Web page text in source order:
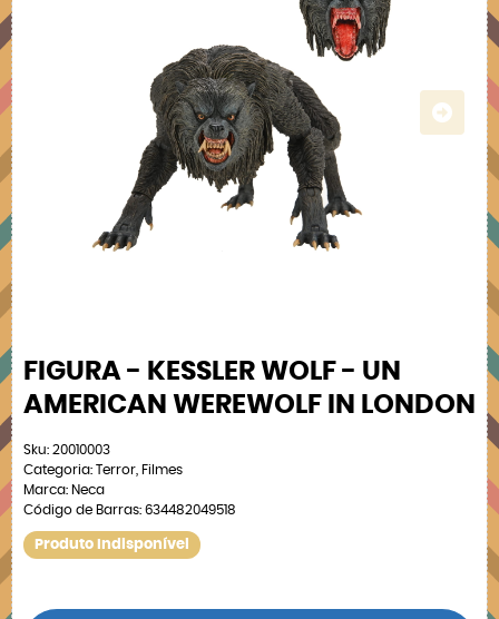
FIGURA - KESSLER WOLF - UN
AMERICAN WEREWOLF IN LONDON
Sku: 20010003
Categoria:
Terror Filmes
Marca: Neca
Código de Barras: 634482049518
Produto Indisponível